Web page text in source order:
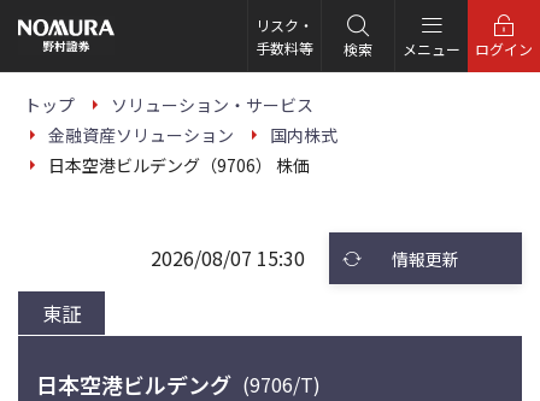
の
ー
リスク・
手数料等
検索 メニュー ログイン
トップ
ソリューション・サービス
金融資産ソリューション
国内株式
日本空港ビルデング（9706） 株価
東証
2026/08/07 15:30 情報更新
日本空港ビルデング (9706/T)